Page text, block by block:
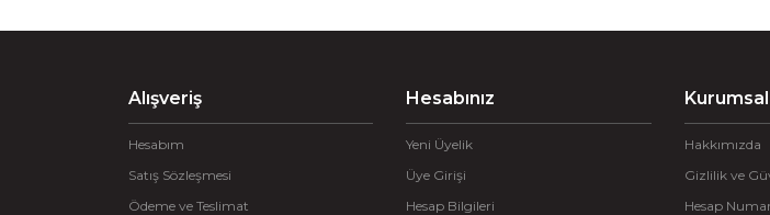
Alışveriş
Hesabım
Satış Sözleşmesi
Ödeme ve Teslimat
Hesabınız
Yeni Üyelik
Üye Girişi
Hesap Bilgileri
Kurumsal
Hakkımızda
Gizlilik ve
Hesap